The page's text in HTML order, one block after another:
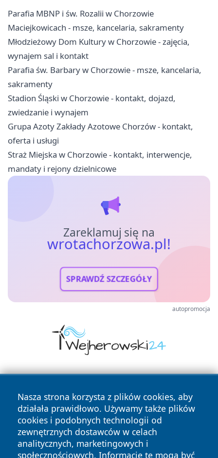
Parafia MBNP i św. Rozalii w Chorzowie
Maciejkowicach - msze, kancelaria, sakramenty
Młodzieżowy Dom Kultury w Chorzowie - zajęcia,
wynajem sal i kontakt
Parafia św. Barbary w Chorzowie - msze, kancelaria,
sakramenty
Stadion Śląski w Chorzowie - kontakt, dojazd,
zwiedzanie i wynajem
Grupa Azoty Zakłady Azotowe Chorzów - kontakt,
oferta i usługi
Straż Miejska w Chorzowie - kontakt, interwencje,
mandaty i rejony dzielnicowe
Zareklamuj się na
wrotachorzowa.pl!
SPRAWDŹ SZCZEGÓŁY
autopromocja
Nasza strona korzysta z plików cookies, aby
działała prawidłowo. Używamy także plików
cookies i podobnych technologii od
zewnętrznych dostawców w celach
analitycznych, marketingowych i
społecznościowych. Informacje te mogą być
Copyright © 2026 wrotachorzowa.pl Wszystkie prawa
zastrzeżone.